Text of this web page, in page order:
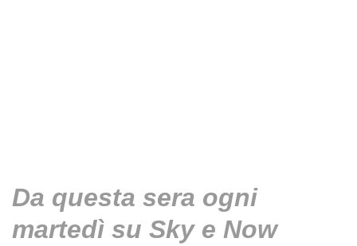
Da questa sera ogni
martedì su Sky e Now